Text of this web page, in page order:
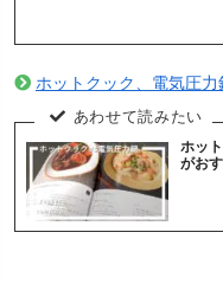
ホットクック、電気圧
ホッ
がお